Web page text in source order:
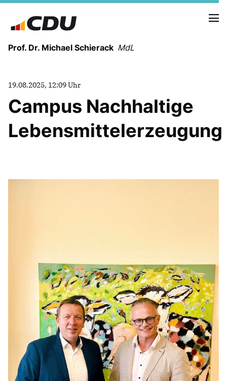
Prof. Dr. Michael Schierack MdL
LEBENSLAUF
HEIMAT UND WERTE
PRAKTIKUM
LINKS
19.08.2025, 12:09 Uhr
Campus Nachhaltige
Lebensmittelerzeugung